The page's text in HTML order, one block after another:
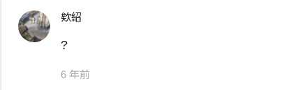
恐懼的並不是什麼
但我們曾在海邊靠著
欸紹
?
6 年前